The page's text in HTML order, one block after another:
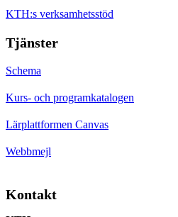
KTH:s verksamhetsstöd
Tjänster
Schema
Kurs- och programkatalogen
Lärplattformen Canvas
Webbmejl
Kontakt